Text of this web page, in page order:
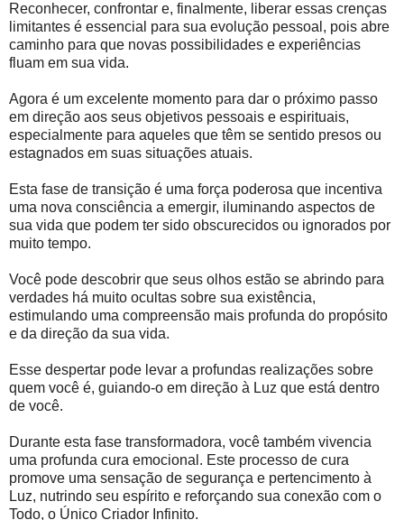
Reconhecer, confrontar e, finalmente, liberar essas crenças
limitantes é essencial para sua evolução pessoal, pois abre
caminho para que novas possibilidades e experiências
fluam em sua vida.
Agora é um excelente momento para dar o próximo passo
em direção aos seus objetivos pessoais e espirituais,
especialmente para aqueles que têm se sentido presos ou
estagnados em suas situações atuais.
Esta fase de transição é uma força poderosa que incentiva
uma nova consciência a emergir, iluminando aspectos de
sua vida que podem ter sido obscurecidos ou ignorados por
muito tempo.
Você pode descobrir que seus olhos estão se abrindo para
verdades há muito ocultas sobre sua existência,
estimulando uma compreensão mais profunda do propósito
e da direção da sua vida.
Esse despertar pode levar a profundas realizações sobre
quem você é, guiando-o em direção à Luz que está dentro
de você.
Durante esta fase transformadora, você também vivencia
uma profunda cura emocional. Este processo de cura
promove uma sensação de segurança e pertencimento à
Luz, nutrindo seu espírito e reforçando sua conexão com o
Todo, o Único Criador Infinito.